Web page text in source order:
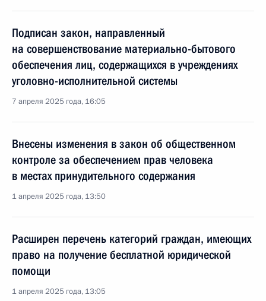
Подписан закон, направленный
на совершенствование материально-бытового
обеспечения лиц, содержащихся в учреждениях
уголовно-исполнительной системы
7 апреля 2025 года, 16:05
Внесены изменения в закон об общественном
контроле за обеспечением прав человека
в местах принудительного содержания
1 апреля 2025 года, 13:50
Расширен перечень категорий граждан, имеющих
право на получение бесплатной юридической
помощи
1 апреля 2025 года, 13:05